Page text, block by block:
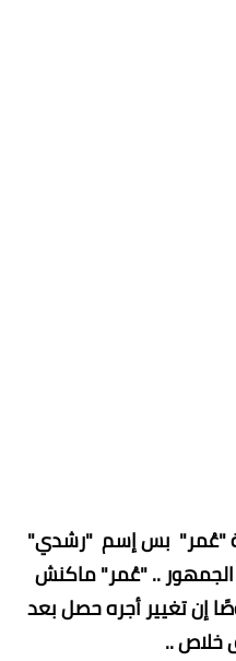
"عُمر" بس إسم "رشدي"
.. "عُمر" ماكنش
تغيير أجره حصل بعد
خلاص ..